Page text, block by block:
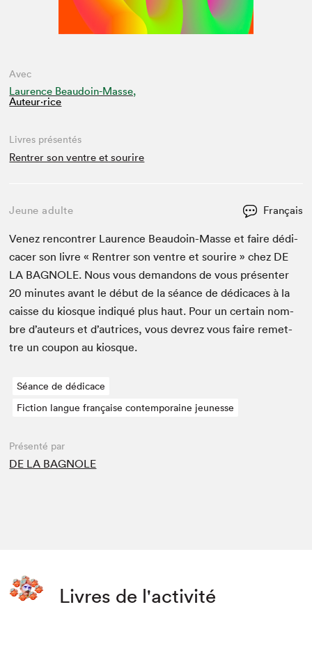
Avec
Laurence Beaudoin-Masse,
Auteur·rice
Livres présentés
Rentrer son ventre et sourire
Jeune adulte Français
Venez ren­con­tr­er Lau­rence Beau­doin-Masse et faire dédi­
cac­er son livre « Ren­tr­er son ven­tre et sourire » chez DE
LA BAG­NOLE. Nous vous deman­dons de vous présen­ter
20 min­utes avant le début de la séance de dédi­caces à la
caisse du kiosque indiqué plus haut. Pour un cer­tain nom­
bre d’auteurs et d’autrices, vous devrez vous faire remet­
tre un coupon au kiosque.
Séance de dédicace
Fiction langue française contemporaine jeunesse
Présenté par
DE LA BAGNOLE
Livres de l'activité